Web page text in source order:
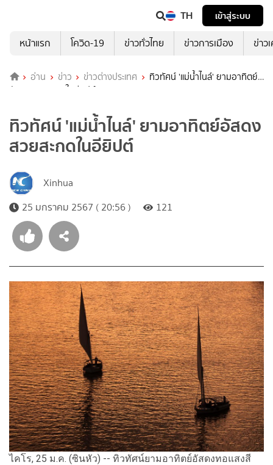
TH
เข้าสู่ระบบ
หน้าแรก
โควิด-19 ข่าวทั่วไทย ข่าวการเมือง ข่าว
อ่าน ข่าว ข่าวต่างประเทศ
ทิวทัศน์ 'แม่น้ำไนล์' ยามอาทิตย์
อัสดง สวยสะกดในอียิปต์
ทิวทัศน์ 'แม่น้ำไนล์' ยามอาทิตย์อัสดง
สวยสะกดในอียิปต์
Xinhua
25 มกราคม 2567 ( 20:56 )
121
ไคโร, 25 ม.ค. (ซินหัว) -- ทิวทัศน์ยามอาทิตย์อัสดงทอแสงสี